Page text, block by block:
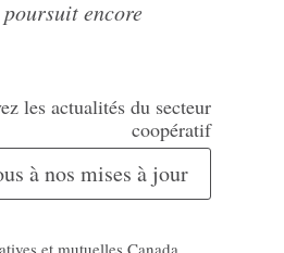
encore
les actualités du secteur
coopératif
à nos mises à jour
et mutuelles Canada